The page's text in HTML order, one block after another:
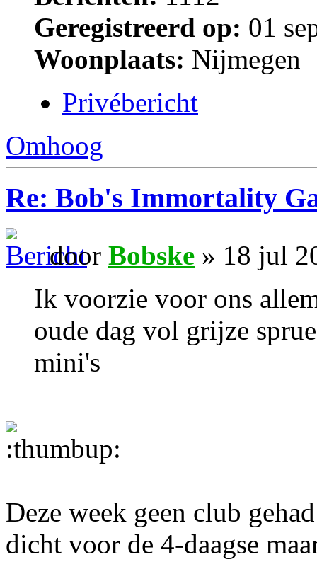
Geregistreerd op: 01
Woonplaats: Nijmegen
Privébericht
Omhoog
Re: Bob's Immortality
door Bobske » 18 jul
Ik voorzie voor ons
oude dag vol grijze
mini's
Deze week geen club
dicht voor de 4-daagse